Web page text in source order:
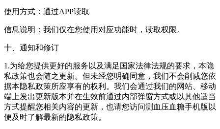
使用方式：通过APP读取
信息说明：我们仅在您使用对应功能时，读取权限。
十、通知和修订
1.为给您提供更好的服务以及满足国家法律法规的要求，本隐
私政策也会随之更新。但未经您明确同意，我们不会削减您依
据本隐私政策所应享有的权利。我们会通过我们的网站、移动
端上发出更新版本并在生效前通过内部弹窗方式或以其他适当
方式提醒您相关内容的更新，也请您访问测血压血糖手机版以
便及时了解最新的隐私政策。